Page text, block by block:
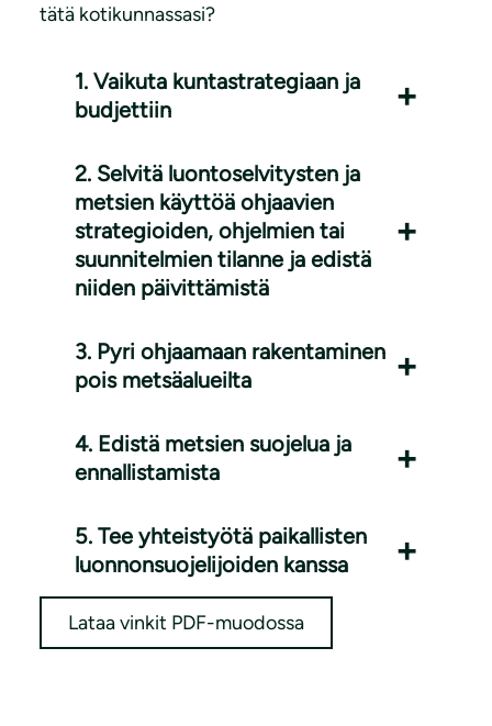
tätä kotikunnassasi?
1. Vaikuta kuntastrategiaan ja
budjettiin
2. Selvitä luontoselvitysten ja
metsien käyttöä ohjaavien
strategioiden, ohjelmien tai
suunnitelmien tilanne ja edistä
niiden päivittämistä
3. Pyri ohjaamaan rakentaminen
pois metsäalueilta
4. Edistä metsien suojelua ja
ennallistamista
5. Tee yhteistyötä paikallisten
luonnonsuojelijoiden kanssa
Lataa vinkit PDF-muodossa